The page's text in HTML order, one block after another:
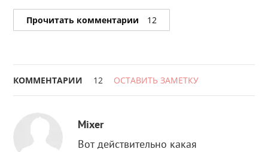
Прочитать комментарии 12
КОММЕНТАРИИ 12 ОСТАВИТЬ ЗАМЕТКУ
Mixer
Вот действительно какая